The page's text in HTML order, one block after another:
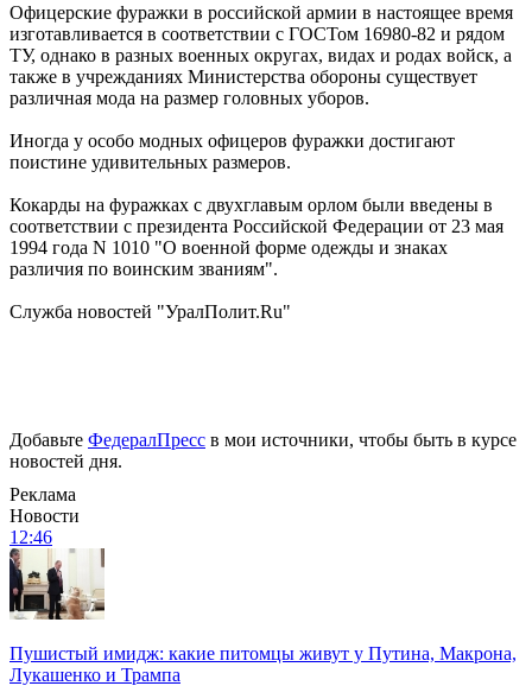
Офицерские фуражки в российской армии в настоящее время
изготавливается в соответствии с ГОСТом 16980-82 и рядом
ТУ, однако в разных военных округах, видах и родах войск, а
также в учрежданиях Министерства обороны существует
различная мода на размер головных уборов.
Иногда у особо модных офицеров фуражки достигают
поистине удивительных размеров.
Кокарды на фуражках с двухглавым орлом были введены в
соответствии с президента Российской Федерации от 23 мая
1994 года N 1010 "О военной форме одежды и знаках
различия по воинским званиям".
Служба новостей "УралПолит.Ru"
Добавьте ФедералПресс в мои источники, чтобы быть в курсе
новостей дня.
Реклама
Новости
12:46
Пушистый имидж: какие питомцы живут у Путина, Макрона,
Лукашенко и Трампа